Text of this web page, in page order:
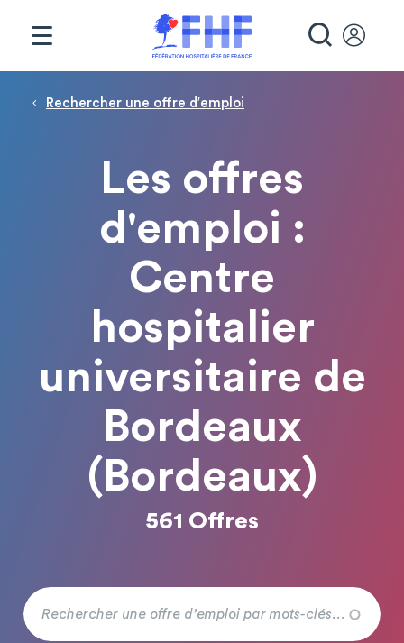
Fil d'Ariane
Rechercher une offre d′emploi
Les offres
d'emploi :
Centre
hospitalier
universitaire de
Bordeaux
(Bordeaux)
561 Offres
Panneau de gestion des cookies